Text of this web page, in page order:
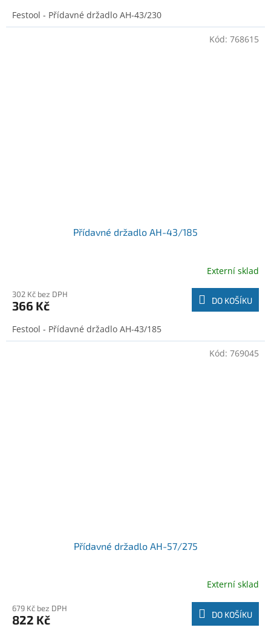
Festool - Přídavné držadlo AH-43/230
Přídavné držadlo AH-43/185
Externí sklad
302 Kč bez DPH
366 Kč DO KOŠÍKU
Festool - Přídavné držadlo AH-43/185
Kód: 768615
Přídavné držadlo AH-57/275
Externí sklad
679 Kč bez DPH
822 Kč DO KOŠÍKU
Kód: 769045